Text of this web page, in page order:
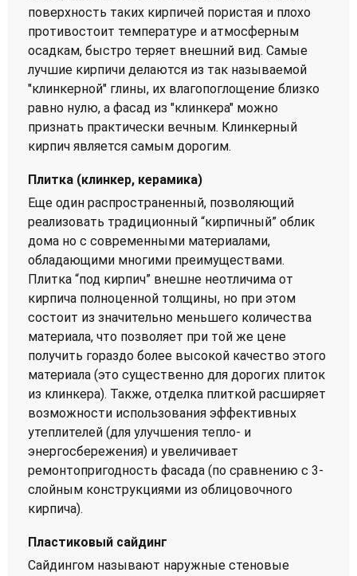
поверхность таких кирпичей пористая и плохо
противостоит температуре и атмосферным
осадкам, быстро теряет внешний вид. Самые
лучшие кирпичи делаются из так называемой
"клинкерной" глины, их влагопоглощение близко
равно нулю, а фасад из "клинкера" можно
признать практически вечным. Клинкерный
кирпич является самым дорогим.
Плитка (клинкер, керамика)
Еще один распространенный, позволяющий
реализовать традиционный “кирпичный” облик
дома но с современными материалами,
обладающими многими преимуществами.
Плитка “под кирпич” внешне неотличима от
кирпича полноценной толщины, но при этом
состоит из значительно меньшего количества
материала, что позволяет при той же цене
получить гораздо более высокой качество этого
материала (это существенно для дорогих плиток
из клинкера). Также, отделка плиткой расширяет
возможности использования эффективных
утеплителей (для улучшения тепло- и
энергосбережения) и увеличивает
ремонтопригодность фасада (по сравнению с 3-
слойным конструкциями из облицовочного
кирпича).
Пластиковый сайдинг
Сайдингом называют наружные стеновые